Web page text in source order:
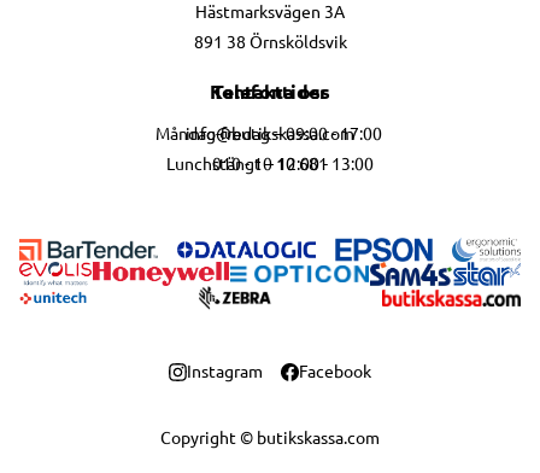
Hästmarksvägen 3A
891 38 Örnsköldsvik
Kontakta oss
info@butikskassa.com
010 - 10 10 681
Telefontider
Måndag-fredag – 09:00 - 17:00
Lunchstängt – 12:00 - 13:00
Copyright © butikskassa.com
Instagram Facebook